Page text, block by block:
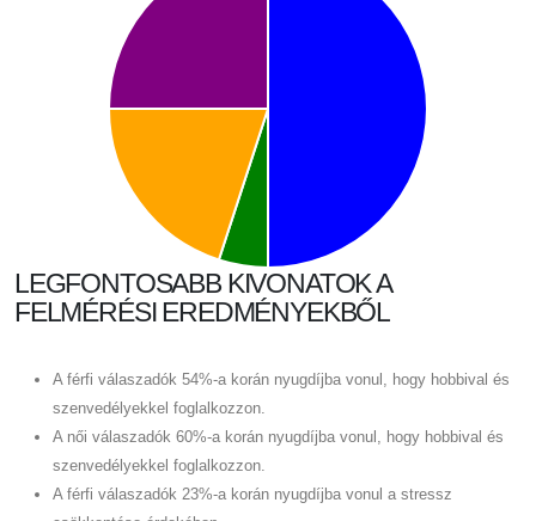
LEGFONTOSABB KIVONATOK A
FELMÉRÉSI EREDMÉNYEKBŐL
A férfi válaszadók 54%-a korán nyugdíjba vonul, hogy hobbival és
szenvedélyekkel foglalkozzon.
A női válaszadók 60%-a korán nyugdíjba vonul, hogy hobbival és
szenvedélyekkel foglalkozzon.
A férfi válaszadók 23%-a korán nyugdíjba vonul a stressz